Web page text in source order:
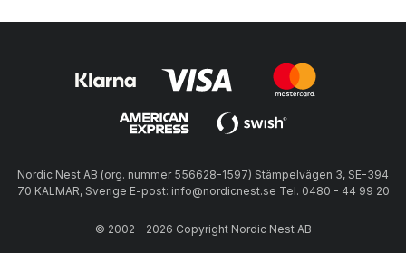
Nordic Nest AB (org. nummer 556628-1597) Stämpelvägen 3, SE-394
70 KALMAR, Sverige E-post: info@nordicnest.se Tel. 0480 - 44 99 20
© 2002 - 2026 Copyright Nordic Nest AB